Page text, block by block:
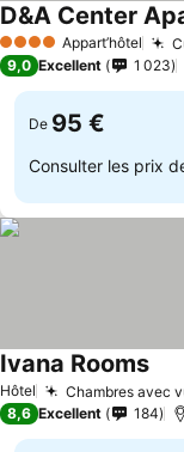
4 Étoiles Appart’hôtel
D&A Center
9,0 Excellent 1 023
De 95 €
Consulter les prix
Hôtel Chambres avec
Ivana Rooms
8,6 Excellent 184